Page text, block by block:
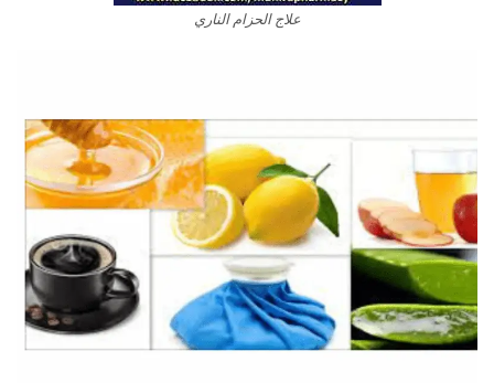
علاج الحزام الناري